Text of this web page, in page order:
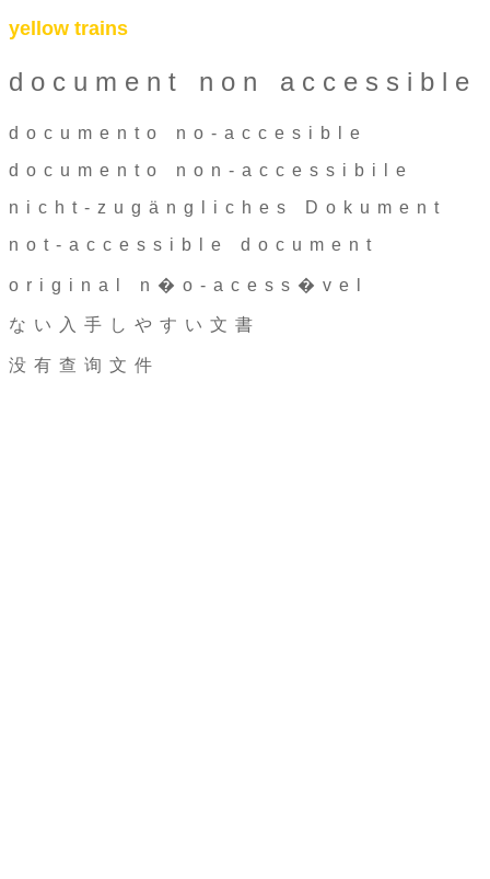
yellow trains
document non accessible
documento no-accesible
documento non-accessibile
nicht-zugängliches Dokument
not-accessible document
original n�o-acess�vel
ない入手しやすい文書
没有查询文件